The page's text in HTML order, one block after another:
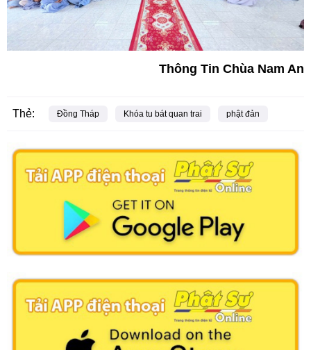
Thông Tin Chùa Nam An
Thẻ: Đồng Tháp Khóa tu bát quan trai phật đản